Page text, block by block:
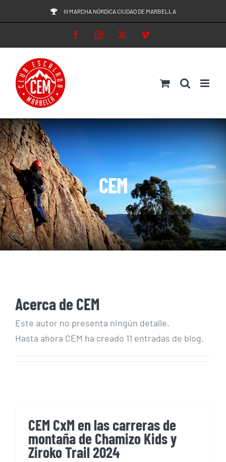
al
III MARCHA NÓRDICA CIUDAD DE MARBELLA
FacebookInstagram Vimeo
CEM
Acerca de CEM
Este autor no presenta ningún detalle.
Hasta ahora CEM ha creado 11 entradas de blog.
CEM CxM en las carreras de
montaña de Chamizo Kids y
Ziroko Trail 2024